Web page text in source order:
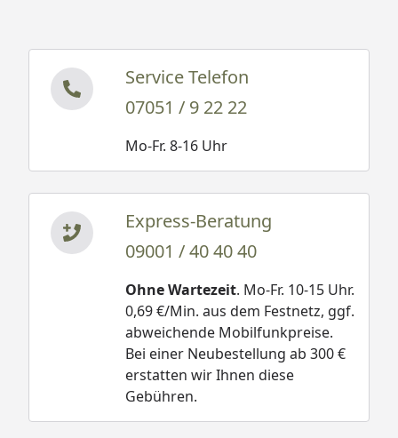
Service Telefon
07051 / 9 22 22
Mo-Fr. 8-16 Uhr
Express-Beratung
09001 / 40 40 40
Ohne Wartezeit. Mo-Fr. 10-15 Uhr.
0,69 €/Min. aus dem Festnetz, ggf.
abweichende Mobilfunkpreise.
Bei einer Neubestellung ab 300 €
erstatten wir Ihnen diese
Gebühren.